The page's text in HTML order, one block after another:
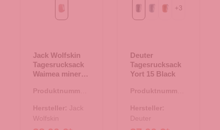
mineral red
Jack Wolfskin
Tagesrucksack
Waimea mineral
Produktnummer:
Hersteller: Jack
Wolfskin
Blackatlantic-ink
cooper-oak
+3
Deuter
Tagesrucksack
Yort 15 Black
Produktnummer:
Hersteller:
Deuter